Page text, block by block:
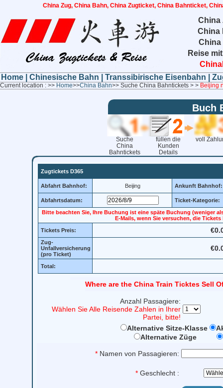
China Zug, China Bahn, China Zugticket, China Bahnticket,
China
China
China
Reise
Home
Chinesische Bahn Transsibirische Eisenbahn
Current location : >> Home>>China Bahn>> Suche China Bahntickets > > Beijing
Buch
Suche
China
Bahntickets
füllen die
Kunden
Details
voll
Zugtickets D365
Abfahrt Bahnhof: Beijing Ankunft Bahnhof:
Abfahrtsdatum:
Ticket-Kategorie:
Bitte beachten Sie, Ihre Buchung ist eine späte Buchung (weniger
E-Mails, wenn Sie versuchen, die
Tickets Preis:
Zug-
Unfallversicherung
(pro Ticket)
Total:
Where are the China Train Ticktes Sell
Anzahl Passagiere:
Wählen Sie Alle Reisende Zahlen in Ihrer
Partei, bitte!
Alternative Sitze-Klasse
Alternative Züge
* Namen von Passagieren:
* Geschlecht :